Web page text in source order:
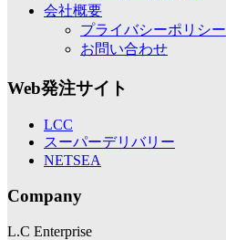
会社概要
プライバシーポリシー
お問い合わせ
Web発注サイト
LCC
スーパーデリバリー
NETSEA
Company
L.C Enterprise